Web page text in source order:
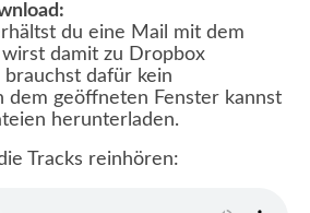
du eine Mail mit dem
damit zu Dropbox
dafür kein
dem geöffneten Fenster kannst
herunterladen.
Tracks reinhören: